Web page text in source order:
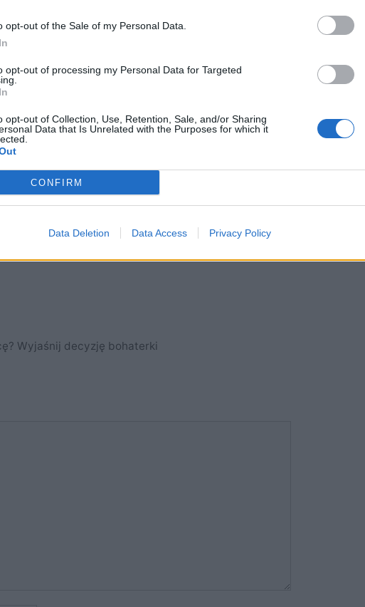
opt-out of the Sale of my Personal Data.
opt-out of processing my Personal Data for Targeted
opt-out of Collection, Use, Retention, Sale, and/or Sharing
Data that Is Unrelated with the Purposes for which it
CONFIRM
Data Deletion Data Access Privacy Policy
życzenie zniszczył. Przemiana w ich
zbawienny wpływ na innych.
jest bardzo bogata i obejmuje wiele
że ma ona wpływ na wszystkich
Wyjaśnij decyzję bohaterki